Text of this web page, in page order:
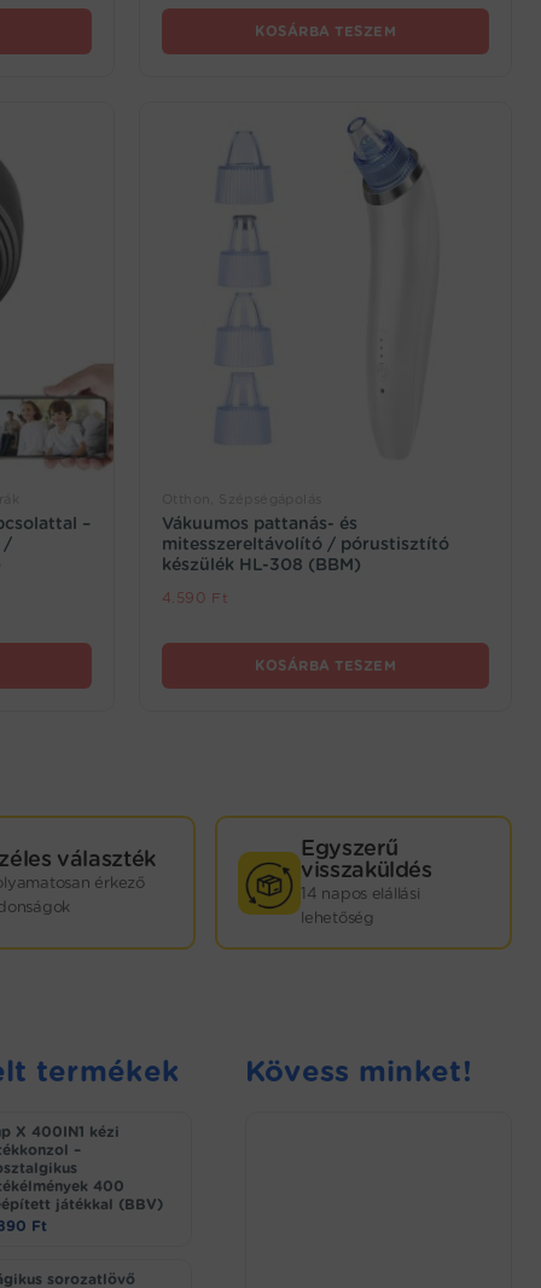
KOSÁRBA TESZEM
–
/
Vákuumos pattanás- és
mitesszereltávolító / pórustisztító
készülék HL-308 (BBM)
4.590 Ft
KOSÁRBA TESZEM
választék
érkező
Egyszerű
visszaküldés
14 napos elállási
lehetőség
termékek
X 400IN1 kézi
–
400
játékkal (BBV)
Ft
sorozatlövő
Kövess minket!